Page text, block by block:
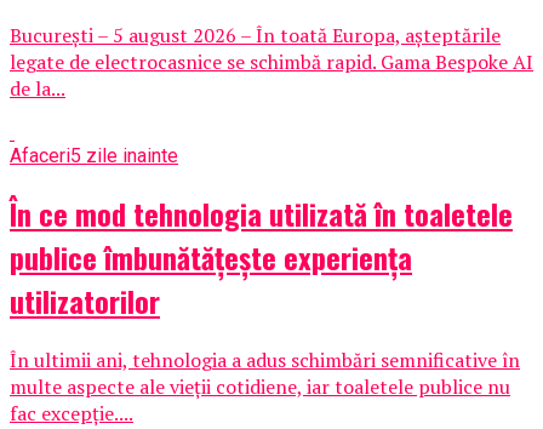
București – 5 august 2026 – În toată Europa, așteptările
legate de electrocasnice se schimbă rapid. Gama Bespoke AI
de la...
Afaceri5 zile inainte
În ce mod tehnologia utilizată în toaletele
publice îmbunătățește experiența
utilizatorilor
În ultimii ani, tehnologia a adus schimbări semnificative în
multe aspecte ale vieții cotidiene, iar toaletele publice nu
fac excepție....